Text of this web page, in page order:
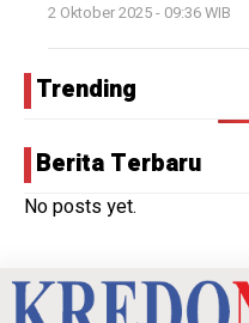
2 Oktober 2025 - 09:36 WIB
Trending
Berita Terbaru
No posts yet.